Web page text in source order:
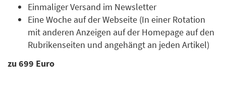
Einmaliger Versand im Newsletter
Eine Woche auf der Webseite (In einer Rotation
mit anderen Anzeigen auf der Homepage auf den
Rubrikenseiten und angehängt an jeden Artikel)
zu 699 Euro